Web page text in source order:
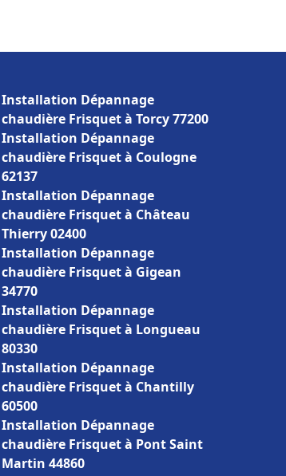
Installation Dépannage
chaudière Frisquet à Torcy 77200
Installation Dépannage
chaudière Frisquet à Coulogne
62137
Installation Dépannage
chaudière Frisquet à Château
Thierry 02400
Installation Dépannage
chaudière Frisquet à Gigean
34770
Installation Dépannage
chaudière Frisquet à Longueau
80330
Installation Dépannage
chaudière Frisquet à Chantilly
60500
Installation Dépannage
chaudière Frisquet à Pont Saint
Martin 44860